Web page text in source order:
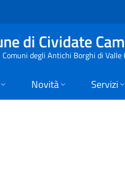
di
di Cividate
Comuni degli Antichi Borghi di Valle
Novità Servizi